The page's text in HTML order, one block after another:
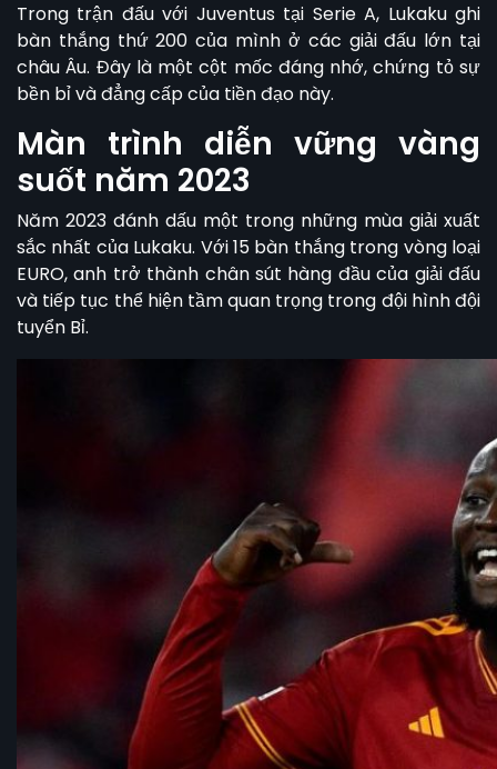
Trong trận đấu với Juventus tại Serie A, Lukaku ghi
bàn thắng thứ 200 của mình ở các giải đấu lớn tại
châu Âu. Đây là một cột mốc đáng nhớ, chứng tỏ sự
bền bỉ và đẳng cấp của tiền đạo này.
Màn trình diễn vững vàng
suốt năm 2023
Năm 2023 đánh dấu một trong những mùa giải xuất
sắc nhất của Lukaku. Với 15 bàn thắng trong vòng loại
EURO, anh trở thành chân sút hàng đầu của giải đấu
và tiếp tục thể hiện tầm quan trọng trong đội hình đội
tuyển Bỉ.